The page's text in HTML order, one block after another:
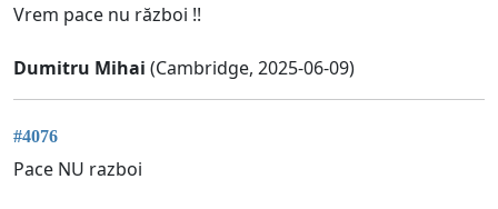
Vrem pace nu război !!
Dumitru Mihai (Cambridge, 2025-06-09)
#4076
Pace NU razboi